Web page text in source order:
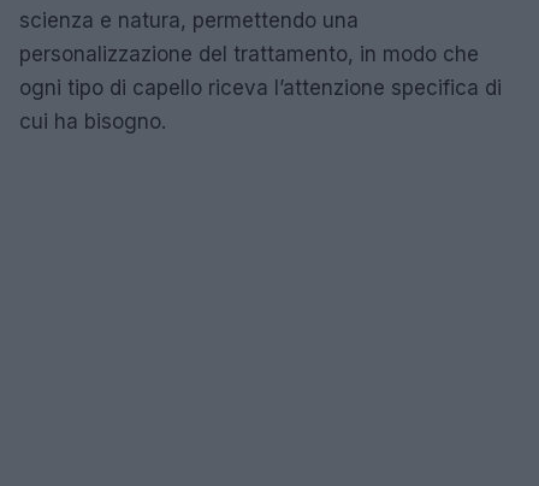
scienza e natura, permettendo una
personalizzazione del trattamento, in modo che
ogni tipo di capello riceva l’attenzione specifica di
cui ha bisogno.